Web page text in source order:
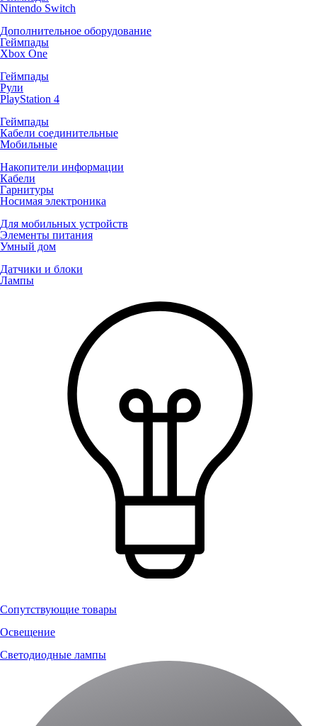
Nintendo Switch
Дополнительное оборудование
Геймпады
Xbox One
Геймпады
Рули
PlayStation 4
Геймпады
Кабели соединительные
Мобильные
Накопители информации
Кабели
Гарнитуры
Носимая электроника
Для мобильных устройств
Элементы питания
Умный дом
Датчики и блоки
Лампы
Сопутствующие товары
Освещение
Светодиодные лампы